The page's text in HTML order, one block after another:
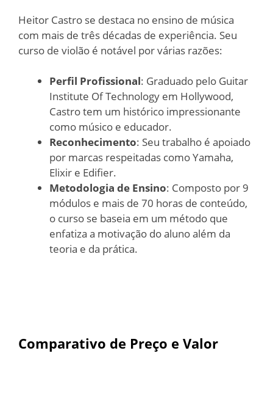
Heitor Castro se destaca no ensino de música
com mais de três décadas de experiência. Seu
curso de violão é notável por várias razões:
Perfil Profissional: Graduado pelo Guitar
Institute Of Technology em Hollywood,
Castro tem um histórico impressionante
como músico e educador.
Reconhecimento: Seu trabalho é apoiado
por marcas respeitadas como Yamaha,
Elixir e Edifier.
Metodologia de Ensino: Composto por 9
módulos e mais de 70 horas de conteúdo,
o curso se baseia em um método que
enfatiza a motivação do aluno além da
teoria e da prática.
Comparativo de Preço e Valor